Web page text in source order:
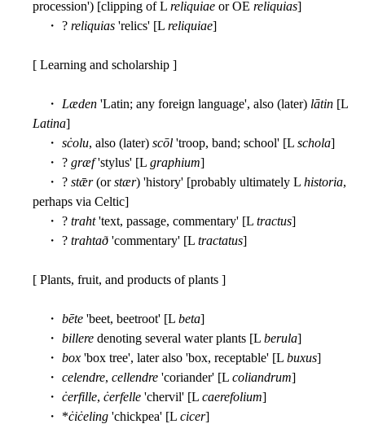
procession') [clipping of L reliquiae or OE reliquias]
・ ? reliquias 'relics' [L reliquiae]
[ Learning and scholarship ]
・ Læden 'Latin; any foreign language', also (later) lātin [L
Latina]
・ sċolu, also (later) scōl 'troop, band; school' [L schola]
・ ? græf'stylus' [L graphium]
・ ? stǣr(orstær) 'history' [probably ultimately L historia,
perhaps via Celtic]
・ ? traht'text, passage, commentary' [L tractus]
・ ? trahtað 'commentary' [L tractatus]
[ Plants, fruit, and products of plants ]
・ bēte 'beet, beetroot' [L beta]
・ billere denoting several water plants [L berula]
・ box 'box tree', later also 'box, receptable' [L buxus]
・ celendre, cellendre 'coriander' [L coliandrum]
・ ċerfille, ċerfelle 'chervil' [L caerefolium]
・ *ċiċeling 'chickpea' [L cicer]